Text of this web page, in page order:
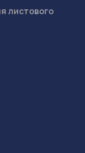
листового